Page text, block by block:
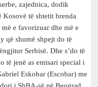
zajednica, dodik
të shtetit brenda
e favorizuar dhe më e
që shumë shpejt do të
Serbisë. Dhe s’do të
të jenë as emisari special i
Eskobar (Escobar) me